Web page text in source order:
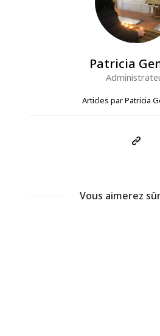
Patricia
Articles par Patricia
Vous aimerez